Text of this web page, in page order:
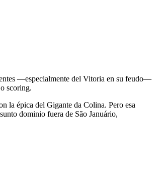
—especialmente del Vitoria en su feudo—
scoring.
la épica del Gigante da Colina. Pero esa
dominio fuera de São Januário,